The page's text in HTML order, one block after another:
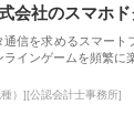
会社のスマホ
通信を求めるスマート
ラインゲームを頻繁に
）][公認会計士事務所]